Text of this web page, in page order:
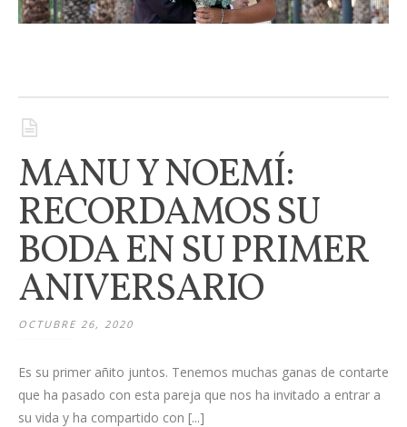
MANU Y NOEMÍ:
RECORDAMOS SU
BODA EN SU PRIMER
ANIVERSARIO
OCTUBRE 26, 2020
Es su primer añito juntos. Tenemos muchas ganas de contarte
que ha pasado con esta pareja que nos ha invitado a entrar a
su vida y ha compartido con [...]